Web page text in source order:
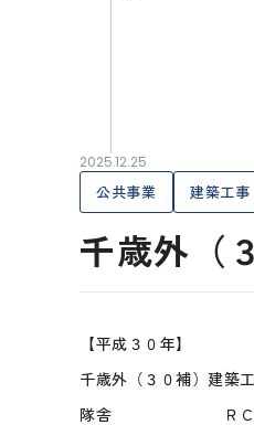
2025.12.25
公共事業 建築工事
千歳外（
【平成３０年】
千歳外（３０補）建築
隊舎 ＲＣ